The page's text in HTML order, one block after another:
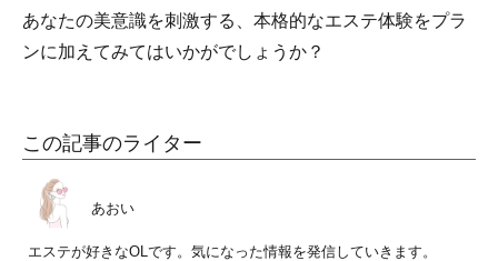
あなたの美意識を刺激する、本格的なエステ体験をプラ
ンに加えてみてはいかがでしょうか？
この記事のライター
あおい
エステが好きなOLです。気になった情報を発信していきます。